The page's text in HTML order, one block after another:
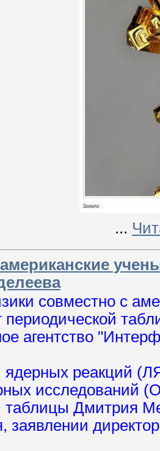
...
совместно с
периодической
агентство
ядерных реакций
исследований
таблицы Дмитрия
заявлении